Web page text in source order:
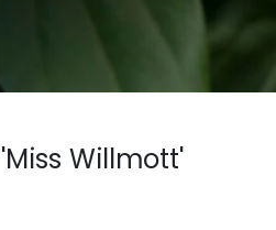
Willmott'